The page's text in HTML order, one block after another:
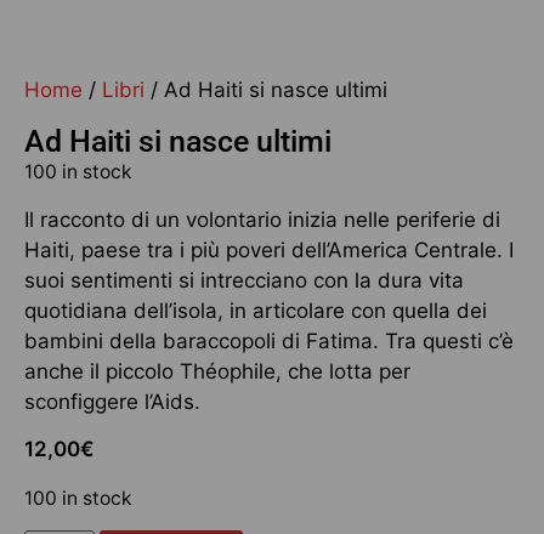
Home / Libri / Ad Haiti si nasce ultimi
Ad Haiti si nasce ultimi
100 in stock
Il racconto di un volontario inizia nelle periferie di
Haiti, paese tra i più poveri dell’America Centrale. I
suoi sentimenti si intrecciano con la dura vita
quotidiana dell’isola, in articolare con quella dei
bambini della baraccopoli di Fatima. Tra questi c’è
anche il piccolo Théophile, che lotta per
sconfiggere l’Aids.
12,00€
100 in stock